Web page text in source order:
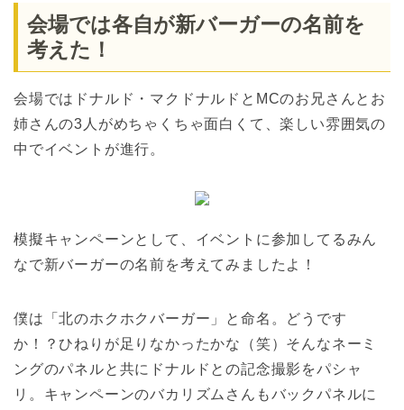
会場では各自が新バーガーの名前を
考えた！
会場ではドナルド・マクドナルドとMCのお兄さんとお
姉さんの3人がめちゃくちゃ面白くて、楽しい雰囲気の
中でイベントが進行。
模擬キャンペーンとして、イベントに参加してるみん
なで新バーガーの名前を考えてみましたよ！
僕は「北のホクホクバーガー」と命名。どうです
か！？ひねりが足りなかったかな（笑）そんなネーミ
ングのパネルと共にドナルドとの記念撮影をパシャ
リ。キャンペーンのバカリズムさんもバックパネルに